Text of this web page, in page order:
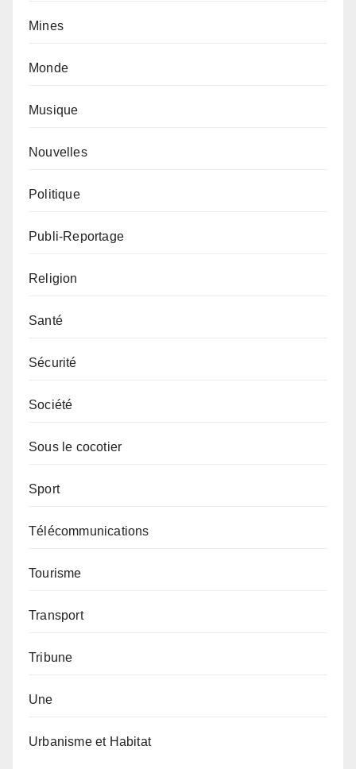
Mines
Monde
Musique
Nouvelles
Politique
Publi-Reportage
Religion
Santé
Sécurité
Société
Sous le cocotier
Sport
Télécommunications
Tourisme
Transport
Tribune
Une
Urbanisme et Habitat